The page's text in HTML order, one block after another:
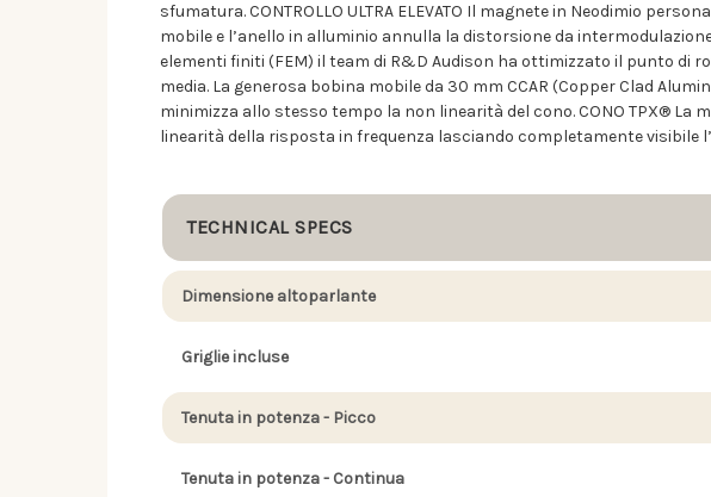
sfumatura. CONTROLLO ULTRA ELEVATO Il magnete in Neodimio
mobile e l’anello in alluminio annulla la distorsione da
elementi finiti (FEM) il team di R&D Audison ha ottimizzato il punto
media. La generosa bobina mobile da 30 mm CCAR (Copper Clad
minimizza allo stesso tempo la non linearità del cono. CONO TPX® La
linearità della risposta in frequenza lasciando completamente visibile
TECHNICAL SPECS
Dimensione altoparlante
Griglie incluse
Tenuta in potenza - Picco
Tenuta in potenza - Continua